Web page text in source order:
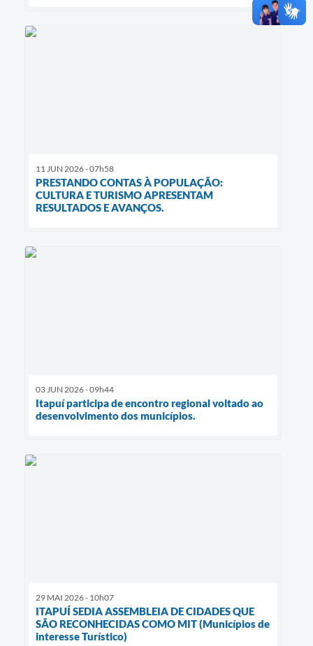
11 JUN 2026 - 07h58
PRESTANDO CONTAS À POPULAÇÃO:
CULTURA E TURISMO APRESENTAM
RESULTADOS E AVANÇOS.
03 JUN 2026 - 09h44
Itapuí participa de encontro regional voltado ao
desenvolvimento dos municípios.
29 MAI 2026 - 10h07
ITAPUÍ SEDIA ASSEMBLEIA DE CIDADES QUE
SÃO RECONHECIDAS COMO MIT (Municípios de
interesse Turístico)